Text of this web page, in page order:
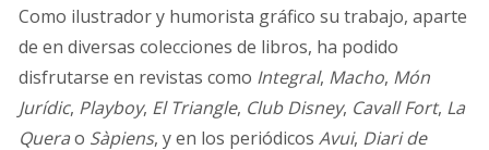
Como ilustrador y humorista gráfico su trabajo, aparte
de en diversas colecciones de libros, ha podido
disfrutarse en revistas como Integral, Macho, Món
Jurídic, Playboy, El Triangle, Club Disney, Cavall Fort, La
Querao Sàpiens, y en los periódicos Avui, Diari de